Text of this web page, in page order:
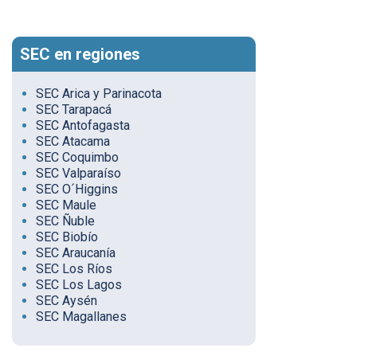
SEC en regiones
SEC Arica y Parinacota
SEC Tarapacá
SEC Antofagasta
SEC Atacama
SEC Coquimbo
SEC Valparaíso
SEC O´Higgins
SEC Maule
SEC Ñuble
SEC Biobío
SEC Araucanía
SEC Los Ríos
SEC Los Lagos
SEC Aysén
SEC Magallanes